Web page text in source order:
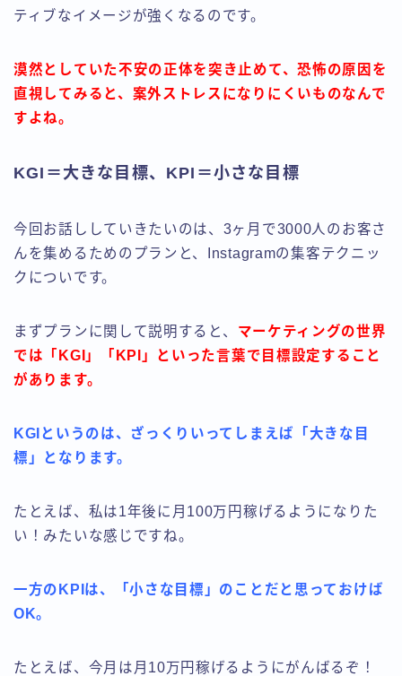
ティブなイメージが強くなるのです。
漠然としていた不安の正体を突き止めて、恐怖の原因を
直視してみると、案外ストレスになりにくいものなんで
すよね。
KGI＝大きな目標、KPI＝小さな目標
今回お話ししていきたいのは、3ヶ月で3000人のお客さ
んを集めるためのプランと、Instagramの集客テクニッ
クについです。
まずプランに関して説明すると、 マーケティングの世界
では「KGI」「KPI」といった言葉で目標設定すること
があります。
KGIというのは、ざっくりいってしまえば「大きな目
標」となります。
たとえば、私は1年後に月100万円稼げるようになりた
い！みたいな感じですね。
一方のKPIは、「小さな目標」のことだと思っておけば
OK。
たとえば、今月は月10万円稼げるようにがんばるぞ！